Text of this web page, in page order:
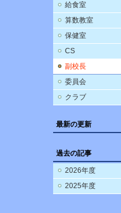
給食室
算数教室
保健室
CS
副校長
委員会
クラブ
最新の更新
過去の記事
2026年度
2025年度